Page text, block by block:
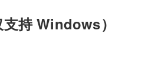
持 Windows）